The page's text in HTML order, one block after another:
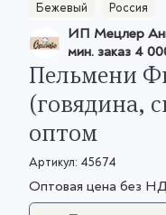
Бежевый Россия
ИП Мецлер
мин. заказ4
Пельмени
(говядина,
оптом
Артикул: 45674
Оптовая цена без